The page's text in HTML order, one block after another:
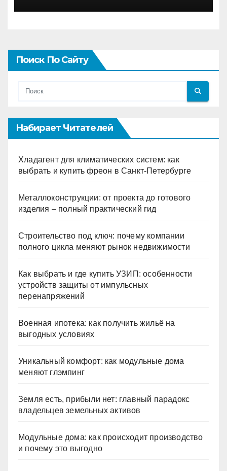
Поиск По Сайту
Набирает Читателей
Хладагент для климатических систем: как
выбрать и купить фреон в Санкт-Петербурге
Металлоконструкции: от проекта до готового
изделия – полный практический гид
Строительство под ключ: почему компании
полного цикла меняют рынок недвижимости
Как выбрать и где купить УЗИП: особенности
устройств защиты от импульсных
перенапряжений
Военная ипотека: как получить жильё на
выгодных условиях
Уникальный комфорт: как модульные дома
меняют глэмпинг
Земля есть, прибыли нет: главный парадокс
владельцев земельных активов
Модульные дома: как происходит производство
и почему это выгодно